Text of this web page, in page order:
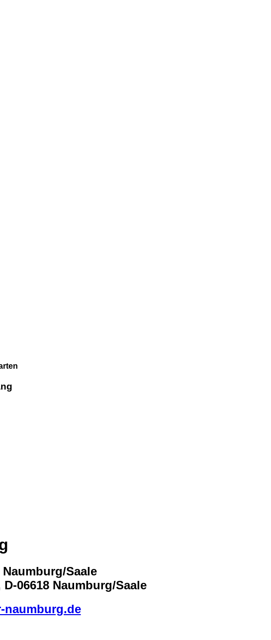
Saale
06618 Naumburg/Saale
naumburg.de